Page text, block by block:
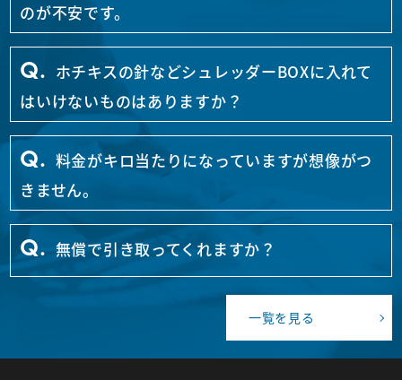
のが不安です。
Q. ホチキスの針などシュレッダーBOXに入れて
はいけないものはありますか？
Q. 料金がキロ当たりになっていますが想像がつ
きません。
Q. 無償で引き取ってくれますか？
一覧を見る